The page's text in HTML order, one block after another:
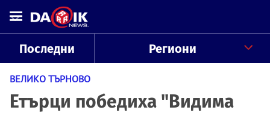
Последни Региони
ВЕЛИКО ТЪРНОВО
Етърци победиха "Видима